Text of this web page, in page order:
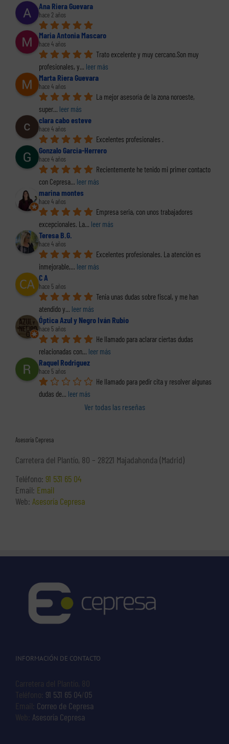
Ana Riera Guevara
hace 2 años
Maria Antonia Mascaro
hace 4 años
Trato excelente y muy cercano.Son muy
profesionales, y... leer más
Marta Riera Guevara
hace 4 años
La mejor asesoría de la zona noroeste,
super... leer más
clara cabo esteve
hace 4 años
Excelentes profesionales .
Gonzalo Garcia-Herrero
hace 4 años
Recientemente he tenido mi primer contacto
con Cepresa... leer más
marina montes
hace 4 años
Empresa seria, con unos trabajadores
excepcionales. La... leer más
Teresa B.G.
hace 4 años
Excelentes profesionales. La atención es
inmejorable,... leer más
C A
hace 5 años
Tenia unas dudas sobre fiscal, y me han
atendido y... leer más
Óptica Azul y Negro Iván Rubio
hace 5 años
He llamado para aclarar ciertas dudas
relacionadas con... leer más
Raquel Rodriguez
hace 5 años
He llamado para pedir cita y resolver algunas
dudas de... leer más
Ver todas las reseñas
Asesoría Cepresa
Carretera del Plantío, 80 – 28221 Majadahonda (Madrid)
Teléfono: 91 531 65 04
Email: Email
Web: Asesoría Cepresa
INFORMACIÓN DE CONTACTO
Carretera del Plantío, 80
Teléfono: 91 531 65 04 05
Email: Correo de Cepresa
Web: Asesoría Cepresa